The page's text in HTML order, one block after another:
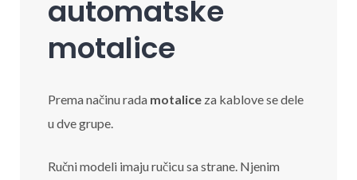
automatske
motalice
Prema načinu rada motalice za kablove se dele
u dve grupe.
Ručni modeli imaju ručicu sa strane. Njenim